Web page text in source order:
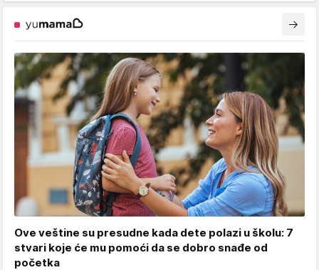
Ove veštine su presudne kada dete polazi u školu: 7
stvari koje će mu pomoći da se dobro snađe od
početka